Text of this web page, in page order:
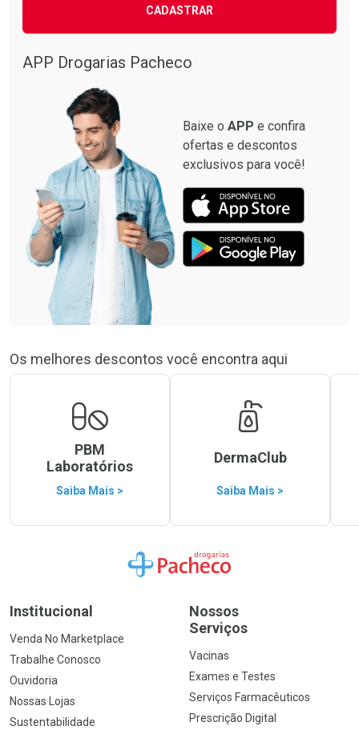
CADASTRAR
APP Drogarias Pacheco
Baixe o APP e confira
ofertas e descontos
exclusivos para você!
Os melhores descontos você encontra aqui
PBM
Laboratórios
Saiba Mais >
DermaClub
Saiba Mais >
Ir para a Home
Institucional
Venda No Marketplace
Trabalhe Conosco
Ouvidoria
Nossas Lojas
Sustentabilidade
Nossos
Serviços
Vacinas
Exames e Testes
Serviços Farmacêuticos
Prescrição Digital